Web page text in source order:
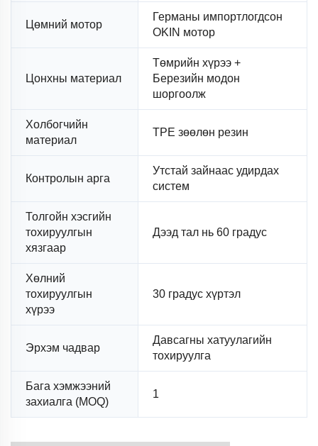
Цөмний мотор
Германы импортлогдсон
OKIN мотор
Цонхны материал
Төмрийн хүрээ +
Березийн модон
шоргоолж
Холбогчийн
материал
TPE зөөлөн резин
Контролын арга
Утстай зайнаас удирдах
систем
Толгойн хэсгийн
тохируулгын
хязгаар
Дээд тал нь 60 градус
Хөлний
тохируулгын
хүрээ
30 градус хүртэл
Эрхэм чадвар
Давсагны хатуулагийн
тохируулга
Бага хэмжээний
захиалга (MOQ)
1